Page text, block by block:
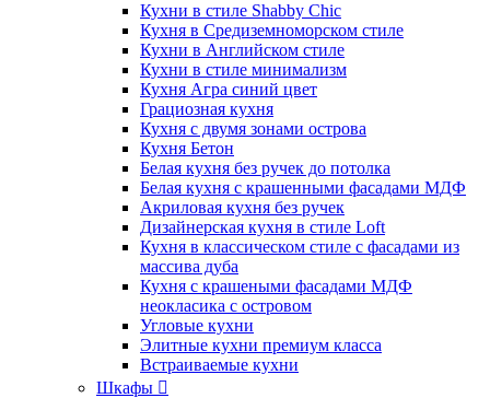
Кухни в стиле Shabby Chic
Кухня в Средиземноморском стиле
Кухни в Английском стиле
Кухни в стиле минимализм
Кухня Агра синий цвет
Грациозная кухня
Кухня с двумя зонами острова
Кухня Бетон
Белая кухня без ручек до потолка
Белая кухня с крашенными фасадами МДФ
Акриловая кухня без ручек
Дизайнерская кухня в стиле Loft
Кухня в классическом стиле с фасадами из
массива дуба
Кухня с крашеными фасадами МДФ
неокласика с островом
Угловые кухни
Элитные кухни премиум класса
Встраиваемые кухни
Шкафы